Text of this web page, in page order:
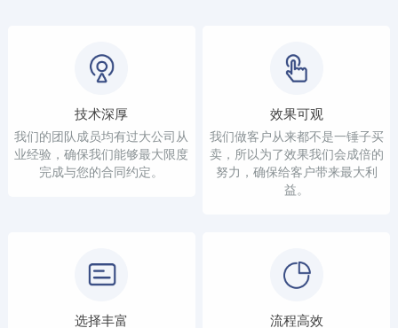
技术深厚
我们的团队成员均有过大公司从
业经验，确保我们能够最大限度
完成与您的合同约定。
效果可观
我们做客户从来都不是一锤子买
卖，所以为了效果我们会成倍的
努力，确保给客户带来最大利
益。
选择丰富 流程高效